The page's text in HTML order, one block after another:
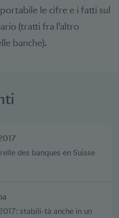
le cifre e i fatti sul
(tratti fra l’altro
banche).
des banques en Suisse
stabili-tà anche in un